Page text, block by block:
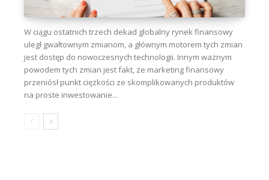
W ciągu ostatnich trzech dekad globalny rynek finansowy
uległ gwałtownym zmianom, a głównym motorem tych zmian
jest dostęp do nowoczesnych technologii. Innym ważnym
powodem tych zmian jest fakt, że marketing finansowy
przeniósł punkt ciężkości ze skomplikowanych produktów
na proste inwestowanie...